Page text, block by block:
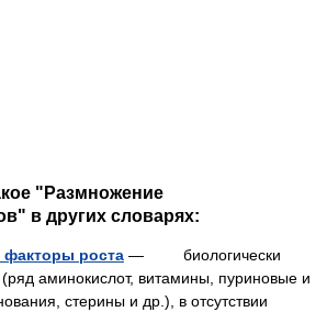
"Размножение
в других словарях:
факторы роста — биологически
аминокислот, витамины, пуриновые и
стерины и др.), в отсутствии